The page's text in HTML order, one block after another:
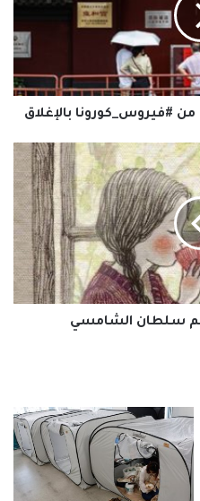
#فيروس_كورونا بالإغلاق
سلطان الشامسي